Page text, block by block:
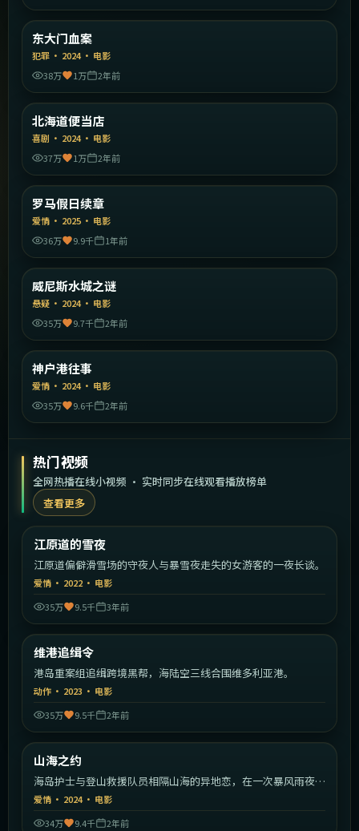
精选
东大门血案
犯罪 · 2024· 电影
38万
1万 2年前
精选
北海道便当店
喜剧 · 2024· 电影
37万
1万 2年前
精选
罗马假日续章
爱情 · 2025 · 电影
36万
9.9千 1年前
精选
威尼斯水城之谜
悬疑 · 2024· 电影
35万
9.7千 2年前
精选
神户港往事
爱情 · 2024· 电影
35万
9.6千 2年前
热门视频
全网热播在线小视频 · 实时同步在线观看播放榜单
查看更多
热门
江原道的雪夜
江原道偏僻滑雪场的守夜人与暴雪夜走失的女游客的一夜长谈。
爱情 · 2022· 电影
35万
9.5千 3年前
热门
维港追缉令
港岛重案组追缉跨境黑帮，海陆空三线合围维多利亚港。
动作 · 2023 · 电影
35万
9.5千 2年前
热门
山海之约
海岛护士与登山救援队员相隔山海的异地恋，在一次暴风雨夜的
救援中真情爆发。
爱情 · 2024· 电影
34万
9.4千 2年前